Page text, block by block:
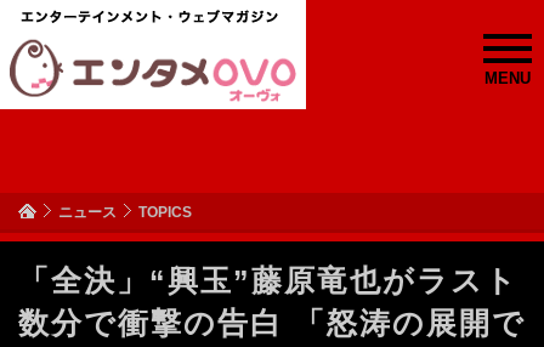
MENU
ニュース TOPICS
「全決」“興玉”藤原竜也がラスト
数分で衝撃の告白 「怒涛の展開で